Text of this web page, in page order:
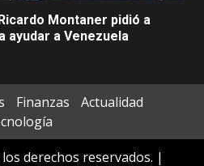
Montaner pidió a
ayudar a Venezuela
Finanzas
Actualidad
derechos reservados. |